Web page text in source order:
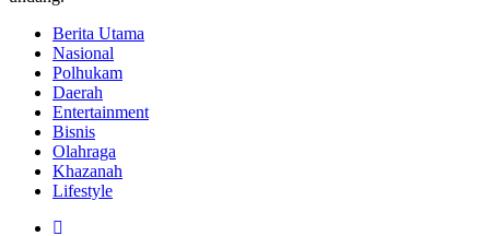
Berita Utama
Nasional
Polhukam
Daerah
Entertainment
Bisnis
Olahraga
Khazanah
Lifestyle